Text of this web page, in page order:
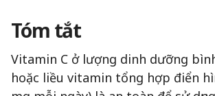
Tóm tắt
Vitamin C ở lượng dinh dưỡng
hoặc liều vitamin tổng hợp điển